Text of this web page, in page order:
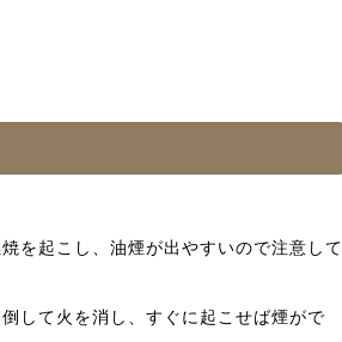
を起こし、油煙が出やすいので注意して
して火を消し、すぐに起こせば煙がで